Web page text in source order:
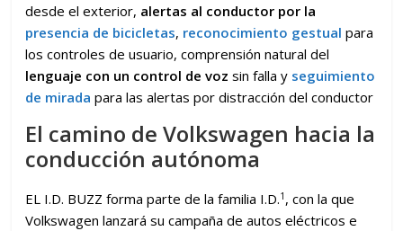
desde el exterior, alertas al conductor por la
presencia de bicicletas, reconocimiento gestual para
los controles de usuario, comprensión natural del
lenguaje con un control de voz sin falla y seguimiento
de mirada para las alertas por distracción del conductor
El camino de Volkswagen hacia la
conducción autónoma
EL I.D. BUZZ forma parte de la familia I.D.1 , con la que
Volkswagen lanzará su campaña de autos eléctricos e